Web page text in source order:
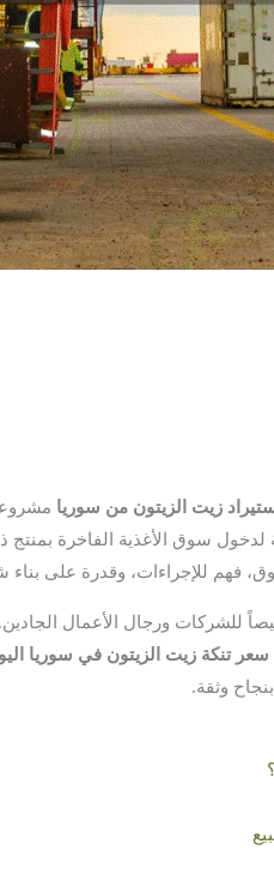
زيت الزيتون من سوريا
لدخول سوق الأغذية الفاخرة
فهم للإجراءات، وقدرة على بناء
ورجال الأعمال
سعر تنكة زيت الزيتون في سوريا
بنجاح وثقة.